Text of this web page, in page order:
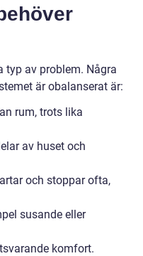
typ av problem. Några
är obalanserat är:
rum, trots lika
av huset och
och stoppar ofta,
susande eller
komfort.